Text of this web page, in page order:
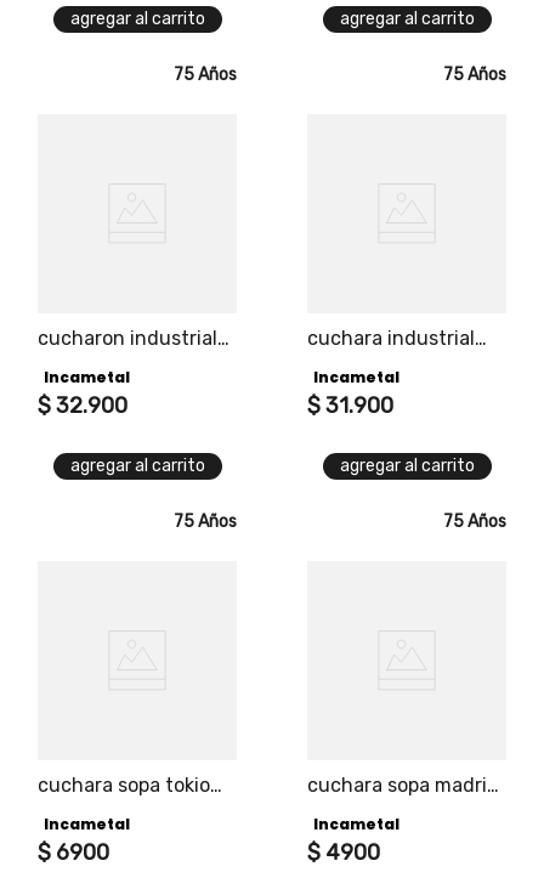
agregar al carrito agregar al carrito
75 Años
cucharon industrial
incametal
Incametal
$32.900
agregar al carrito
75 Años
cuchara industrial
incametal
Incametal
$31.900
agregar al carrito
75 Años
cuchara sopa tokio
Incametal
$ 6900
75 Años
cuchara sopa madrid
Incametal
$ 4900